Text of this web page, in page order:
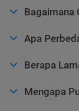
Bagaimana
Apa
Berapa
Mengapa